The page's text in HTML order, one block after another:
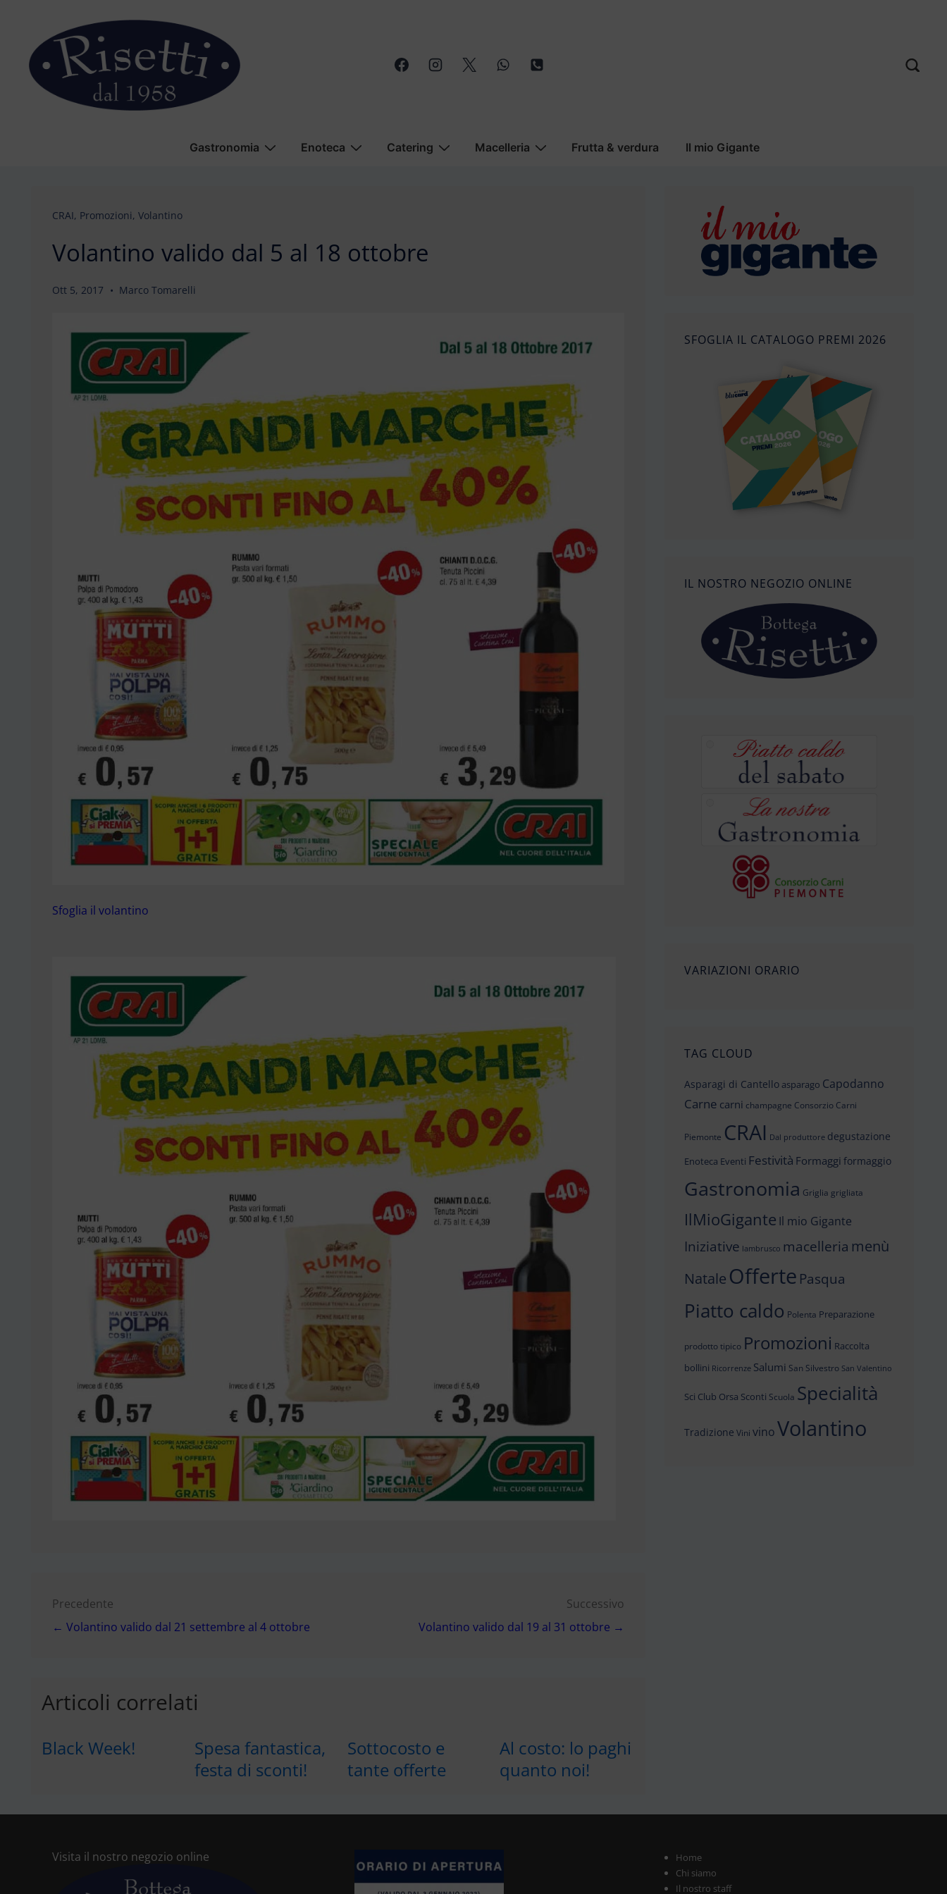
contenuto
principale
MenuGastronomia Enoteca Catering Macelleria Frutta & verdura Il mio Gigante
CRAI, Promozioni, Volantino
Volantino valido dal 5 al 18 ottobre
Ott 5, 2017 Marco Tomarelli
Sfoglia il volantino
Navigazione
articoli
Precedente
← Volantino valido dal 21 settembre al 4 ottobre
Successivo
Volantino valido dal 19 al 31 ottobre →
Articoli correlati
Black Week!
Spesa fantastica,
festa di sconti!
Sottocosto e
tante offerte
Al costo: lo paghi
quanto noi!
SFOGLIA IL CATALOGO PREMI 2026
IL NOSTRO NEGOZIO ONLINE
VARIAZIONI ORARIO
TAG CLOUD
Asparagi di Cantello asparago Capodanno
Carne carni champagne Consorzio Carni
Piemonte CRAI Dal produttore degustazione
Enoteca Eventi Festività Formaggi formaggio
Gastronomia Griglia grigliata
IlMioGigante Il mio Gigante
Iniziative lambrusco macelleria menù
Natale Offerte Pasqua
Piatto caldo Polenta Preparazione
prodotto tipico Promozioni Raccolta
bollini Ricorrenze Salumi San Silvestro San Valentino
Sci Club Orsa Sconti Scuola Specialità
Tradizione Vini vinoVolantino
Visita il nostro negozio online
Home
Chi siamo
Il nostro staff